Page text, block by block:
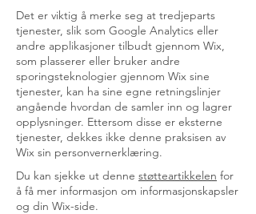
Det er viktig å merke seg at tredjeparts
tjenester, slik som Google Analytics eller
andre applikasjoner tilbudt gjennom Wix,
som plasserer eller bruker andre
sporingsteknologier gjennom Wix sine
tjenester, kan ha sine egne retningslinjer
angående hvordan de samler inn og lagrer
opplysninger. Ettersom disse er eksterne
tjenester, dekkes ikke denne praksisen av
Wix sin personvernerklæring.
Du kan sjekke ut denne støtteartikkelen for
å få mer informasjon om informasjonskapsler
og din Wix-side.